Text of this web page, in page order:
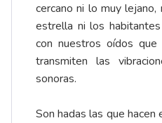
cercano ni lo muy
estrella ni los
con nuestros oídos que
transmiten las
sonoras.
Son hadas las que hacen